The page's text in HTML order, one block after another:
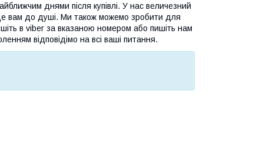
днями після купівлі. У нас величезний
вам до душі. Ми також можемо зробити для
в viber за вказаною номером або пишіть нам
відповідімо на всі ваші питання.